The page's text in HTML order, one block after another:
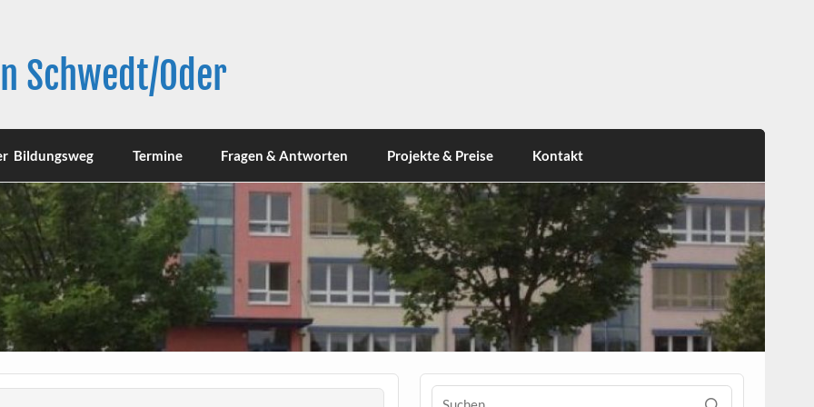
Schwedt/Oder
Bildungsweg Termine Fragen & Antworten Projekte & Preise Kontakt